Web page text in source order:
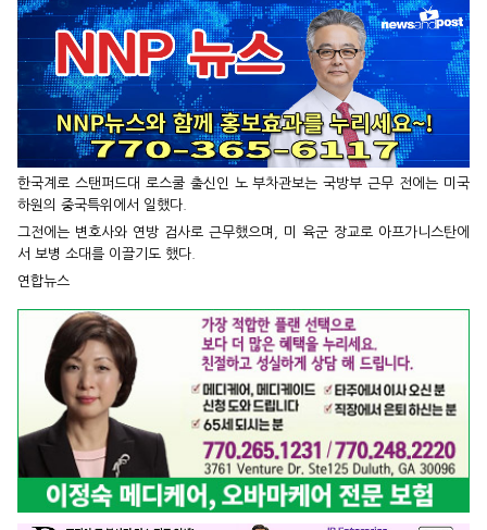
한국계로 스탠퍼드대 로스쿨 출신인 노 부차관보는 국방부 근무 전에는 미국
하원의 중국특위에서 일했다.
그전에는 변호사와 연방 검사로 근무했으며, 미 육군 장교로 아프가니스탄에
서 보병 소대를 이끌기도 했다.
연합뉴스